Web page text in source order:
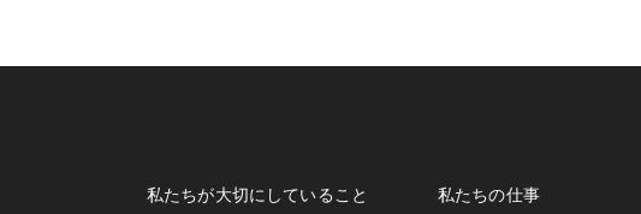
私たちが大切にしていること 私たちの仕事